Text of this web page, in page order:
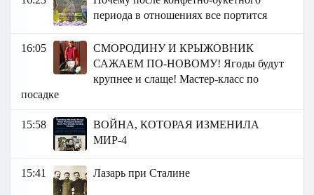
периода в отношениях все портится
16:05
СМОРОДИНУ И КРЫЖОВНИК
САЖАЕМ ПО-НОВОМУ! Ягоды будут
крупнее и слаще! Мастер-класс по
посадке
15:58
ВОЙНА, КОТОРАЯ ИЗМЕНИЛА
МИР-4
15:41 Лазарь при Сталине